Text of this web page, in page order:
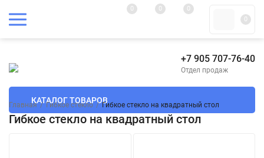
0 0
0
0
+7 905 707-76-40
Отдел продаж
КАТАЛОГ ТОВАРОВ
Главная / Гибкое стекло / Гибкое стекло на квадратный стол
Гибкое стекло на квадратный стол